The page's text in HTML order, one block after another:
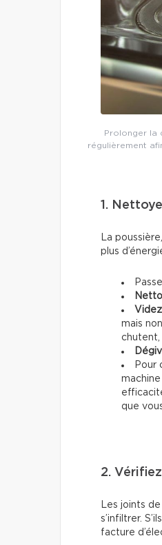
Prolonger la
régulièrement
1.
La
plus
mais
chutent,
Pour
que
2.
Les joints
s’infiltrer.
facture